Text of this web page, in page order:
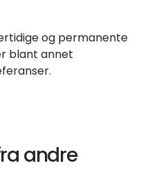
og permanente
blant annet
andre